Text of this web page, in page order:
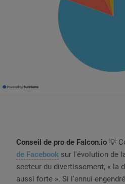
Conseil de pro de Falcon.io 💡
de Facebooksur l'évolution de
secteur du divertissement, « la
aussi forte ». Si l'ennui